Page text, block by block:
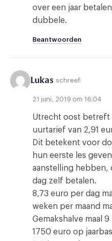
over een jaar
dubbele.
Beantwoorden
Lukas schreef:
21 juni, 2019 om 16:04
Utrecht oost betreft
uurtarief van 2,91
Dit betekent voor
hun eerste les
aanstelling hebben,
dag zelf betalen.
8,73 euro per dag
weken per maand
Gemakshalve maal
1750 euro op